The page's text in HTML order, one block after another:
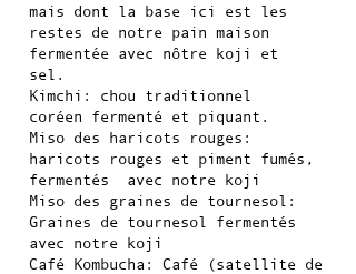
mais dont la base ici est les
restes de notre pain maison
fermentée avec nôtre koji et
sel.
Kimchi:
chou traditionnel
coréen fermenté et piquant.
Miso des haricots rouges:
haricots rouges et piment fumés,
fermentés avec notre koji
Miso des graines de tournesol:
Graines de tournesol fermentés
avec notre koji
Café Kombucha:
Café (satellite de